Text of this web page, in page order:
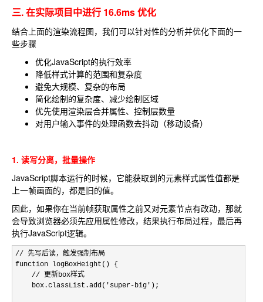
三. 在实际项目中进行 16.6ms 优化
结合上面的渲染流程图，我们可以针对性的分析并优化下面的一
些步骤
优化JavaScript的执行效率
降低样式计算的范围和复杂度
避免大规模、复杂的布局
简化绘制的复杂度、减少绘制区域
优先使用渲染层合并属性、控制层数量
对用户输入事件的处理函数去抖动（移动设备）
1. 读写分离，批量操作
JavaScript脚本运行的时候，它能获取到的元素样式属性值都是
上一帧画面的，都是旧的值。
因此，如果你在当前帧获取属性之前又对元素节点有改动，那就
会导致浏览器必须先应用属性修改，结果执行布局过程，最后再
执行JavaScript逻辑。
// 先写后读，触发强制布局
function logBoxHeight() {
    // 更新box样式
    box.classList.add('super-big'
);